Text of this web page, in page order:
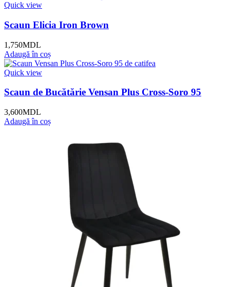
Quick view
Scaun Elicia Iron Brown
1,750MDL
Adaugă în coș
Quick view
Scaun de Bucătărie Vensan Plus Cross-Soro 95
3,600MDL
Adaugă în coș